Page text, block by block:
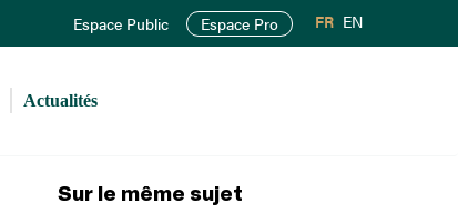
Espace Public Espace Pro FR EN
Actualités
Sur le même sujet